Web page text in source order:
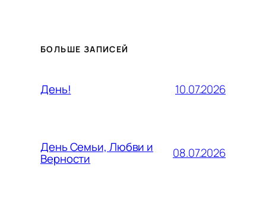
БОЛЬШЕ ЗАПИСЕЙ
День! 10.07.2026
День Семьи, Любви и
Верности 08.07.2026